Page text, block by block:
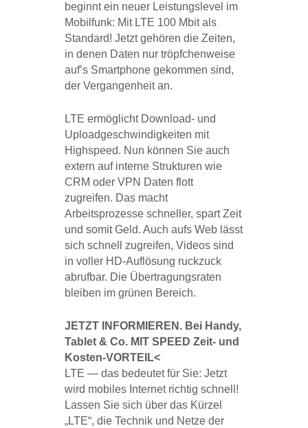
beginnt ein neuer Leistungslevel im
Mobilfunk: Mit LTE 100 Mbit als
Standard! Jetzt gehören die Zeiten,
in denen Daten nur tröpfchenweise
auf’s Smartphone gekommen sind,
der Vergangenheit an.
LTE ermöglicht Download- und
Uploadgeschwindigkeiten mit
Highspeed. Nun können Sie auch
extern auf interne Strukturen wie
CRM oder VPN Daten flott
zugreifen. Das macht
Arbeitsprozesse schneller, spart Zeit
und somit Geld. Auch aufs Web lässt
sich schnell zugreifen, Videos sind
in voller HD-Auflösung ruckzuck
abrufbar. Die Übertragungsraten
bleiben im grünen Bereich.
JETZT INFORMIEREN. Bei Handy,
Tablet & Co. MIT SPEED Zeit- und
Kosten-VORTEIL<
LTE — das bedeutet für Sie: Jetzt
wird mobiles Internet richtig schnell!
Lassen Sie sich über das Kürzel
„LTE“, die Technik und Netze der